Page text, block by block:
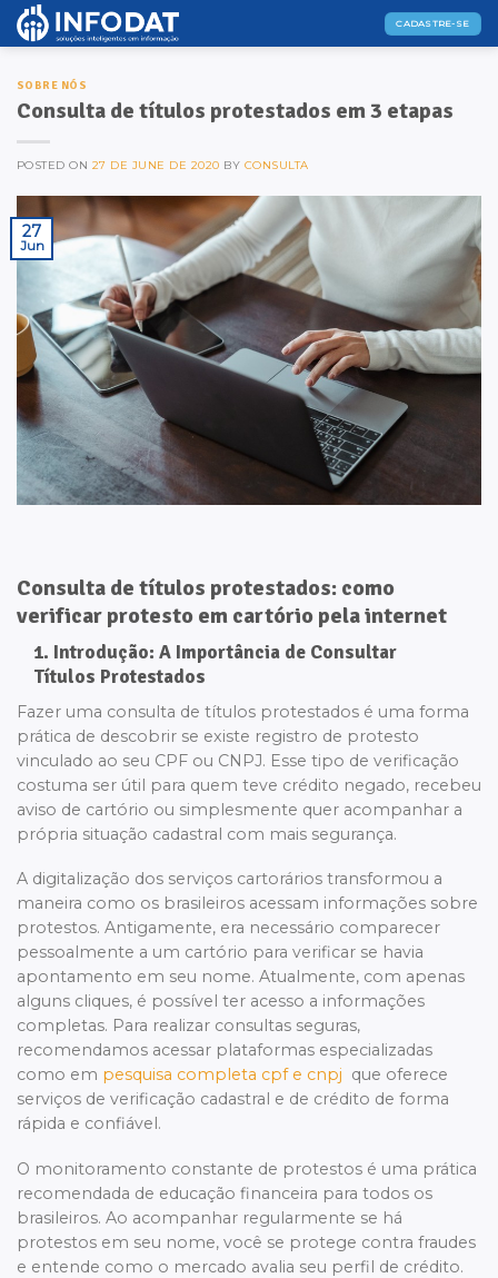
Skip
CADASTRE-SE
SOBRE NÓS
Consulta de títulos protestados em 3 etapas
POSTED ON 27 DE JUNE DE 2020 BY CONSULTA
27
Jun
Consulta de títulos protestados: como
verificar protesto em cartório pela internet
1. Introdução: A Importância de Consultar
Títulos Protestados
Fazer uma consulta de títulos protestados é uma forma
prática de descobrir se existe registro de protesto
vinculado ao seu CPF ou CNPJ. Esse tipo de verificação
costuma ser útil para quem teve crédito negado, recebeu
aviso de cartório ou simplesmente quer acompanhar a
própria situação cadastral com mais segurança.
A digitalização dos serviços cartorários transformou a
maneira como os brasileiros acessam informações sobre
protestos. Antigamente, era necessário comparecer
pessoalmente a um cartório para verificar se havia
apontamento em seu nome. Atualmente, com apenas
alguns cliques, é possível ter acesso a informações
completas. Para realizar consultas seguras,
recomendamos acessar plataformas especializadas
como em pesquisa completa cpf e cnpj que oferece
serviços de verificação cadastral e de crédito de forma
rápida e confiável.
O monitoramento constante de protestos é uma prática
recomendada de educação financeira para todos os
brasileiros. Ao acompanhar regularmente se há
protestos em seu nome, você se protege contra fraudes
e entende como o mercado avalia seu perfil de crédito.